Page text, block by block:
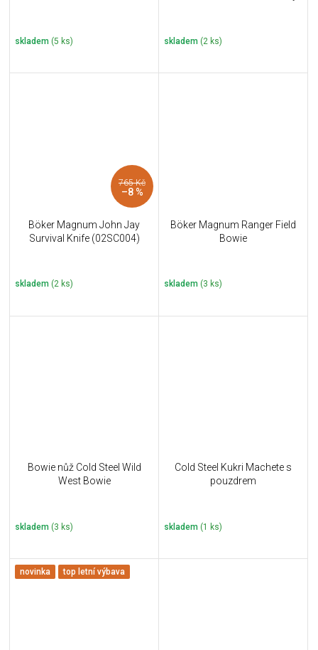
skladem (5 ks) skladem (2 ks)
765 Kč
–8 %
Böker Magnum John Jay
Survival Knife (02SC004)
skladem (2 ks)
Böker Magnum Ranger Field
Bowie
skladem (3 ks)
Bowie nůž Cold Steel Wild
West Bowie
skladem (3 ks)
Cold Steel Kukri Machete s
pouzdrem
skladem (1 ks)
novinka top letní výbava